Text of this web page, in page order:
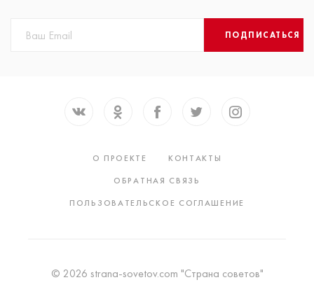
ПОДПИСАТЬСЯ
О ПРОЕКТЕ
КОНТАКТЫ
ОБРАТНАЯ СВЯЗЬ
ПОЛЬЗОВАТЕЛЬСКОЕ СОГЛАШЕНИЕ
© 2026 strana-sovetov.com "Страна советов"